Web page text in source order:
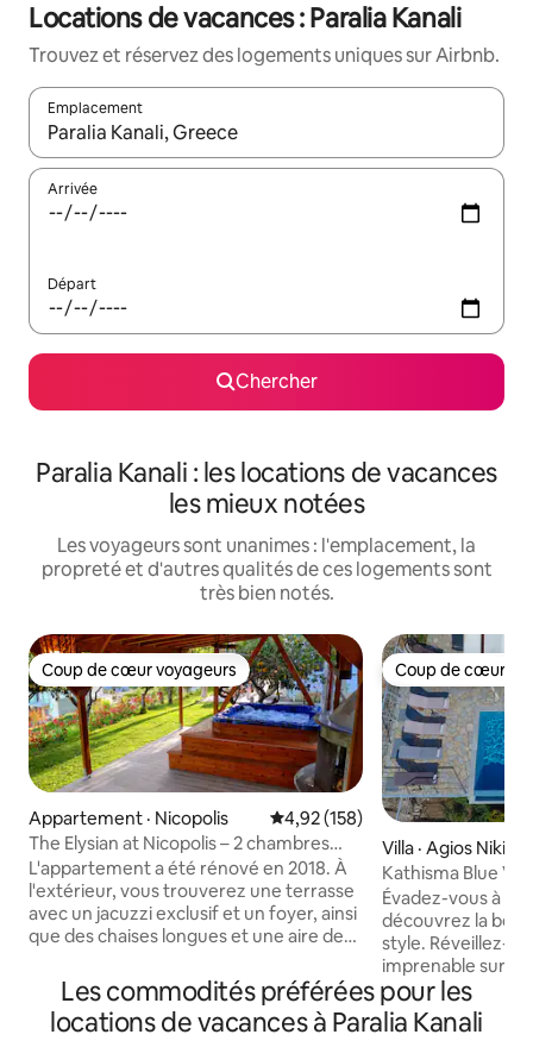
Locations de vacances : Paralia Kanali
Trouvez et réservez des logements uniques sur Airbnb.
Emplacement
Quand les résultats sont affichés, parcourez-les en utilisant
Arrivée
Départ
Chercher
Paralia Kanali : les locations de vacances
les mieux notées
Les voyageurs sont unanimes : l'emplacement, la
propreté et d'autres qualités de ces logements sont
très bien notés.
Coup de cœur voyageurs
Coup de cœur voyageurs
Appartement · Nicopolis Note moyenne de 4,92 sur 5,
4,92 (158)
The Elysian at Nicopolis – 2 chambres
avec jacuzzi exclusif
L'appartement a été rénové en 2018. À
l'extérieur, vous trouverez une terrasse
avec un jacuzzi exclusif et un foyer, ainsi
que des chaises longues et une aire de
une cuisine entièrement équipée qui est
combinée au salon. Il y a un canapé
modulable qui se transforme également
Coup de cœur
Coup de cœur
Villa · Agios Nikitas
Kathisma Blue
Kathisma)
Évadez-vous à la
découvrez la
style. Réveillez-
imprenable sur la
détendez-vous
privée et admirez
inoubliables sur
Les commodités préférées pour les
locations de vacances à Paralia Kanali